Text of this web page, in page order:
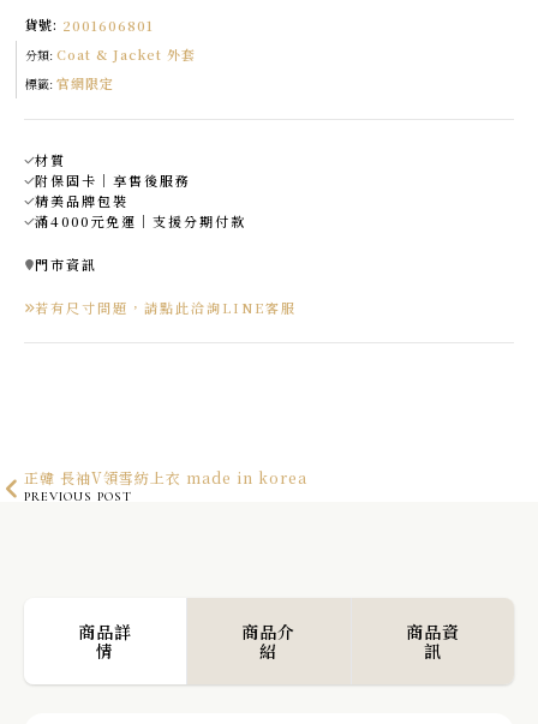
貨號: 2001606801
分類: Coat & Jacket 外套
標籤: 官網限定
材質
附保固卡｜享售後服務
精美品牌包裝
滿4000元免運｜支援分期付款
門市資訊
若有尺寸問題，請點此洽詢LINE客服
正韓 長袖V領雪紡上衣 made in korea
PREVIOUS POST
商品詳
情
商品介
紹
商品資
訊